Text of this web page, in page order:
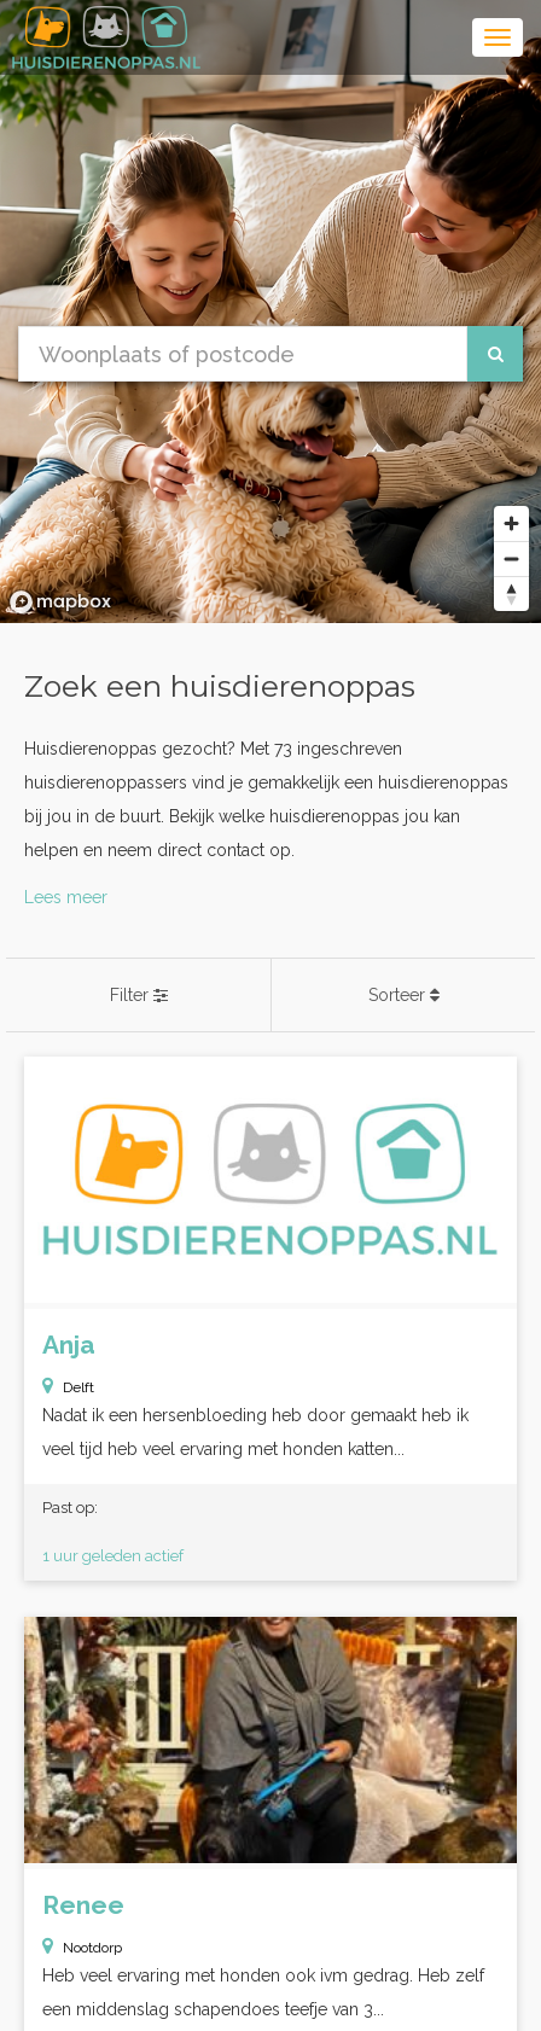
Zoek een huisdierenoppas
Huisdierenoppas gezocht? Met 73 ingeschreven
huisdierenoppassers vind je gemakkelijk een huisdierenoppas
bij jou in de buurt. Bekijk welke huisdierenoppas jou kan
helpen en neem direct contact op.
Lees meer
Filter Sorteer
Anja
Delft
Nadat ik een hersenbloeding heb door gemaakt heb ik
veel tijd heb veel ervaring met honden katten...
Past op:
1 uur geleden actief
Renee
Nootdorp
Heb veel ervaring met honden ook ivm gedrag. Heb zelf
een middenslag schapendoes teefje van 3...